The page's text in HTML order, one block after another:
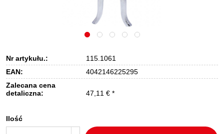
Nr artykułu.:
115.1061
EAN:
4042146225295
Zalecana cena
detaliczna:
47,11 € *
Ilość